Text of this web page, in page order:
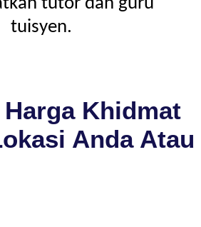
tuisyen.
Khidmat
Anda Atau